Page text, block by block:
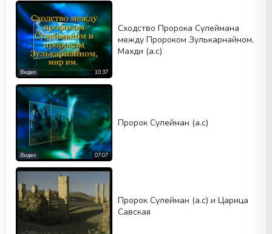
10:37
Видео
Сходство Пророка Сулеймана
между Пророком Зулькарнайном,
Махди (а.с)
07:07
Видео
Пророк Сулейман (а.с)
Пророк Сулейман (а.с) и Царица
Савская